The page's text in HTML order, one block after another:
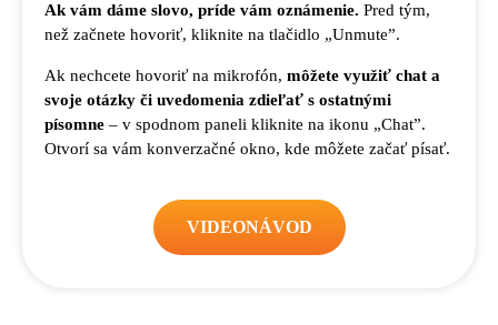
Ak vám dáme slovo, príde vám oznámenie. Pred tým,
než začnete hovoriť, kliknite na tlačidlo „Unmute”.
Ak nechcete hovoriť na mikrofón, môžete využiť chat a
svoje otázky či uvedomenia zdieľať s ostatnými
písomne – v spodnom paneli kliknite na ikonu „Chat”.
Otvorí sa vám konverzačné okno, kde môžete začať písať.
VIDEONÁVOD